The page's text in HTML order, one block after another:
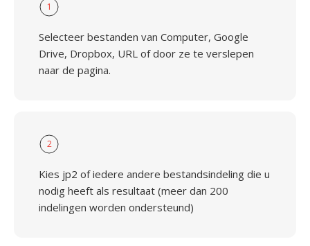
1
Selecteer bestanden van Computer, Google
Drive, Dropbox, URL of door ze te verslepen
naar de pagina.
2
Kies jp2 of iedere andere bestandsindeling die u
nodig heeft als resultaat (meer dan 200
indelingen worden ondersteund)